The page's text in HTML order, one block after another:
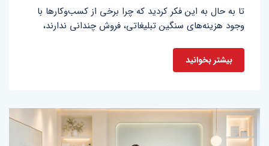
تا به حال به این فکر کردید که چرا برخی از کسب‌وکارها با
وجود هزینه‌های سنگین تبلیغاتی، فروش چندانی ندارند،
بیشتر بخوانید